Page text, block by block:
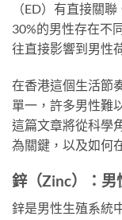
（ED）有直接關
30%的男性存在不
往直接影響到男性
在香港這個生活節
單一，許多男性難
這篇文章將從科學
為關鍵，以及如何
鋅（Zinc）：男
鋅是男性生殖系統